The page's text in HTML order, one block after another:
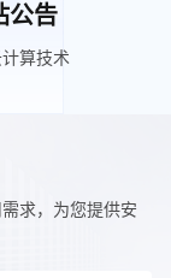
公告
算技术
求，为您提供安